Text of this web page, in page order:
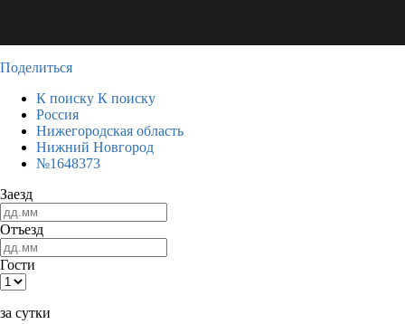
Поделиться
К поиску К поиску
Россия
Нижегородская область
Нижний Новгород
№1648373
Заезд
Отъезд
Гости
за сутки